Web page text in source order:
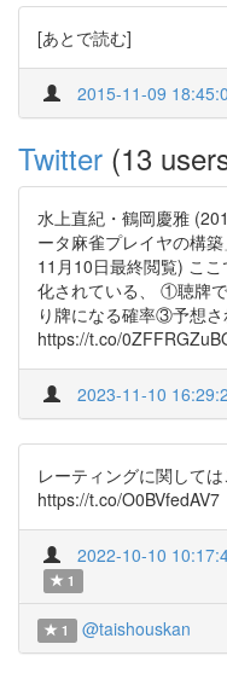
[あとで読む]
2015-11-09
Twitter (13
水上直紀・鶴岡慶雅
ータ麻雀プレイヤの構
11月10日最終閲覧) こ
化されている、 ①聴牌
り牌になる確率③予想
https://t.co/
2023-11-10
レーティングに関して
https://t.co/O0BVfedAV7
2022-10-10
1
1 @taishouskan